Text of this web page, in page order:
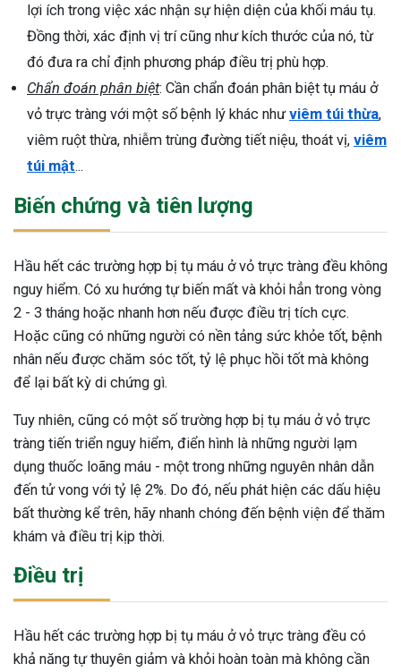
lợi ích trong việc xác nhận sự hiện diện của khối máu tụ.
Đồng thời, xác định vị trí cũng như kích thước của nó, từ
đó đưa ra chỉ định phương pháp điều trị phù hợp.
Chẩn đoán phân biệt: Cần chẩn đoán phân biệt tụ máu ở
vỏ trực tràng với một số bệnh lý khác nhưviêm túi thừa,
viêm ruột thừa, nhiễm trùng đường tiết niệu, thoát vị, viêm
túi mật...
Biến chứng và tiên lượng
Hầu hết các trường hợp bị tụ máu ở vỏ trực tràng đều không
nguy hiểm. Có xu hướng tự biến mất và khỏi hẳn trong vòng
2 - 3 tháng hoặc nhanh hơn nếu được điều trị tích cực.
Hoặc cũng có những người có nền tảng sức khỏe tốt, bệnh
nhân nếu được chăm sóc tốt, tỷ lệ phục hồi tốt mà không
để lại bất kỳ di chứng gì.
Tuy nhiên, cũng có một số trường hợp bị tụ máu ở vỏ trực
tràng tiến triển nguy hiểm, điển hình là những người lạm
dụng thuốc loãng máu - một trong những nguyên nhân dẫn
đến tử vong với tỷ lệ 2%. Do đó, nếu phát hiện các dấu hiệu
bất thường kể trên, hãy nhanh chóng đến bệnh viện để thăm
khám và điều trị kịp thời.
Điều trị
Hầu hết các trường hợp bị tụ máu ở vỏ trực tràng đều có
khả năng tự thuyên giảm và khỏi hoàn toàn mà không cần